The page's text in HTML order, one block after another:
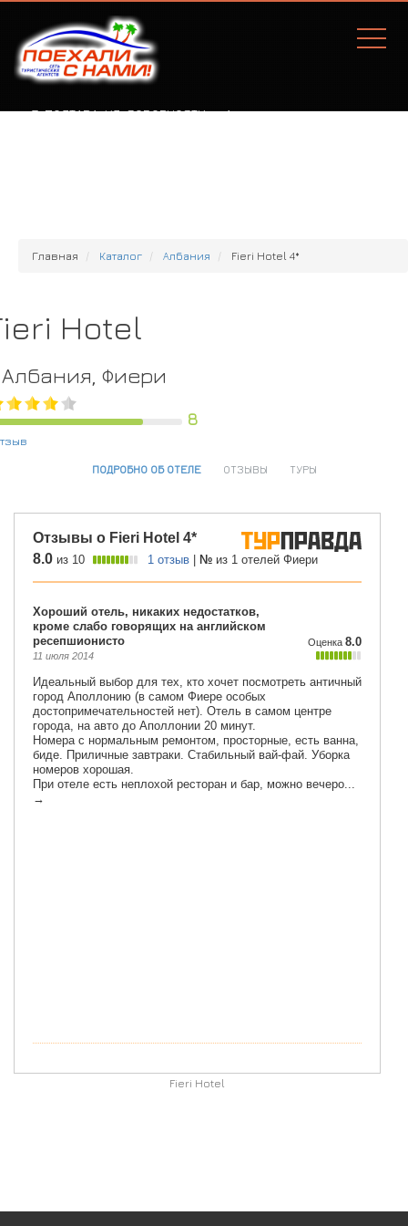
Г. ПОЛТАВА, УЛ. СОБОРНОСТИ, 77А
Главная Каталог Албания Fieri Hotel 4*
Hotel
Албания, Фиери
8
ПОДРОБНО ОБ ОТЕЛЕ
ОТЗЫВЫ ТУРЫ
Fieri Hotel